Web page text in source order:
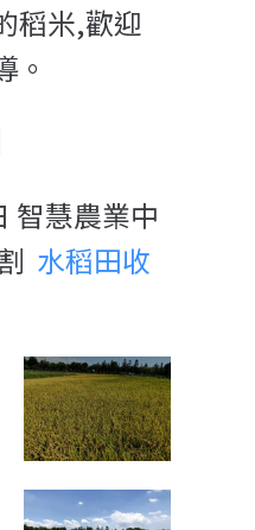
稻米,歡迎
。
智慧農業中
水稻田收